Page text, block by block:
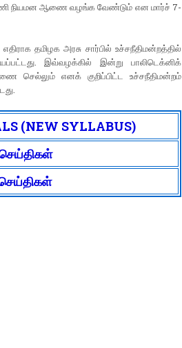
பணி நியமன ஆணை வழங்க வேண்டும் என மார்ச் 7-
தமிழக அரசு சார்பில் உச்சநீதிமன்றத்தில்
இவ்வழக்கில் இன்று பாலிடெக்னிக்
செல்லும் எனக் குறிப்பிட்ட உச்சநீதிமன்றம்
(NEW SYLLABUS)